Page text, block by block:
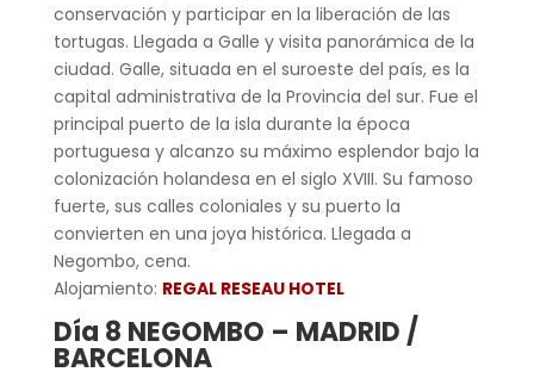
conservación y participar en la liberación de las
tortugas. Llegada a Galle y visita panorámica de la
ciudad. Galle, situada en el suroeste del país, es la
capital administrativa de la Provincia del sur. Fue el
principal puerto de la isla durante la época
portuguesa y alcanzo su máximo esplendor bajo la
colonización holandesa en el siglo XVIII. Su famoso
fuerte, sus calles coloniales y su puerto la
convierten en una joya histórica. Llegada a
Negombo, cena.
Alojamiento: REGAL RESEAU HOTEL
Día 8 NEGOMBO – MADRID /
BARCELONA